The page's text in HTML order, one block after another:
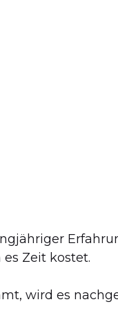
Zeit kostet.
wird es